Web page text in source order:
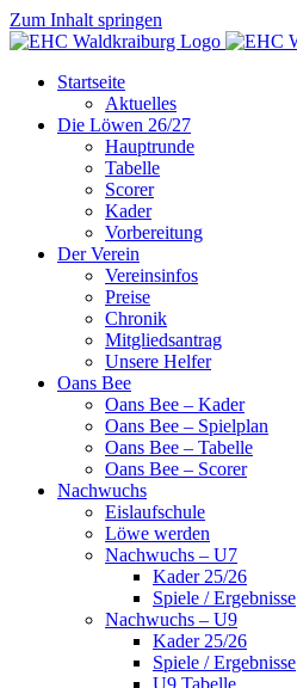
Zum Inhalt springen
Startseite
Aktuelles
Die Löwen 26/27
Hauptrunde
Tabelle
Scorer
Kader
Vorbereitung
Der Verein
Vereinsinfos
Preise
Chronik
Mitgliedsantrag
Unsere Helfer
Oans Bee
Oans Bee – Kader
Oans Bee – Spielplan
Oans Bee – Tabelle
Oans Bee – Scorer
Nachwuchs
Eislaufschule
Löwe werden
Nachwuchs – U7
Kader 25/26
Spiele / Ergebnisse
Nachwuchs – U9
Kader 25/26
Spiele / Ergebnisse
U9 Tabelle